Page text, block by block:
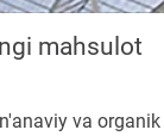
mahsulot
va